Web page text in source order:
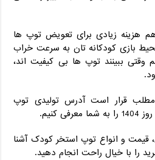
هزینه زیادی برای تعویض توپ ‌ها
بازی کودکانه ‌تان به‌ سرعت خراب
وقتی ببینند توپ‌ ها بی‌ کیفیت ‌اند،
مطلب قرار است آدرس تولیدی توپ
و انواع توپ استخر کودک آشنا
را با خیال راحت انجام دهید.